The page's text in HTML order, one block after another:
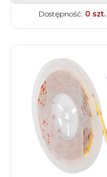
Dostępność: 0 szt.